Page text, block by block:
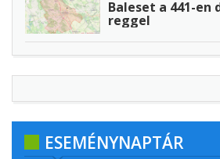
Baleset a 441-en
reggel
ESEMÉNYNAPTÁR